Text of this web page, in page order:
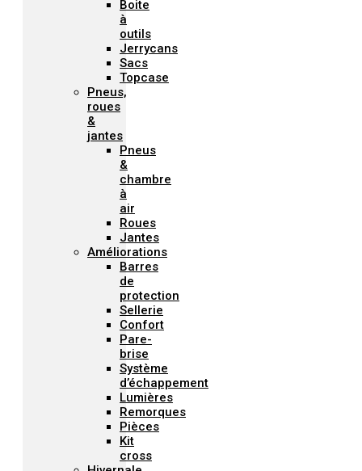
Boite
à
outils
Jerrycans
Sacs
Topcase
Pneus,
roues
&
jantes
Pneus
&
chambre
à
air
Roues
Jantes
Améliorations
Barres
de
protection
Sellerie
Confort
Pare-
brise
Système
d’échappement
Lumières
Remorques
Pièces
Kit
cross